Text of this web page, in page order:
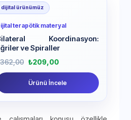
ürünümüz
terapötik materyal
Koordinasyon:
ve Spiraller
362,00 ₺209,00
Ürünü İncele